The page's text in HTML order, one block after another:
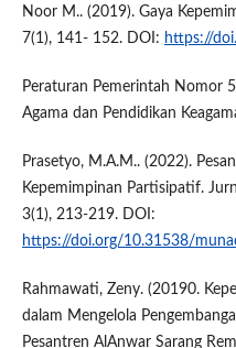
Noor M.. (2019). Gaya
7(1), 141- 152. DOI: https://
Peraturan Pemerintah Nomor
Agama dan Pendidikan
Prasetyo, M.A.M.. (2022).
Kepemimpinan Partisipatif.
3(1), 213-219. DOI:
https://doi.org/10.31538/
Rahmawati, Zeny. (20190.
dalam Mengelola
Pesantren AlAnwar Sarang